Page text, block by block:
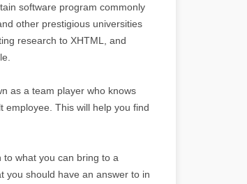
software program commonly
other prestigious universities
research to XHTML, and
as a team player who knows
employee. This will help you find
what you can bring to a
you should have an answer to in